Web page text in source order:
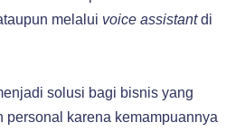
melalui voice assistantdi
solusi bagi bisnis yang
personal karena kemampuannya